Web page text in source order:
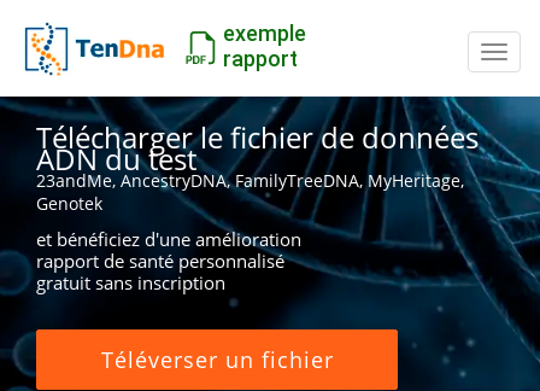
exemple
rapport
Télécharger le fichier de données
ADN du test
23andMe, AncestryDNA, FamilyTreeDNA, MyHeritage,
Genotek
et bénéficiez d'une amélioration
rapport de santé personnalisé
gratuit sans inscription
Téléverser un fichier